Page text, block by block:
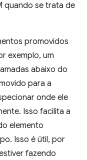
quando se trata de
promovidos
exemplo, um
abaixo do
para a
onde ele
Isso facilita a
elemento
Isso é útil, por
fazendo